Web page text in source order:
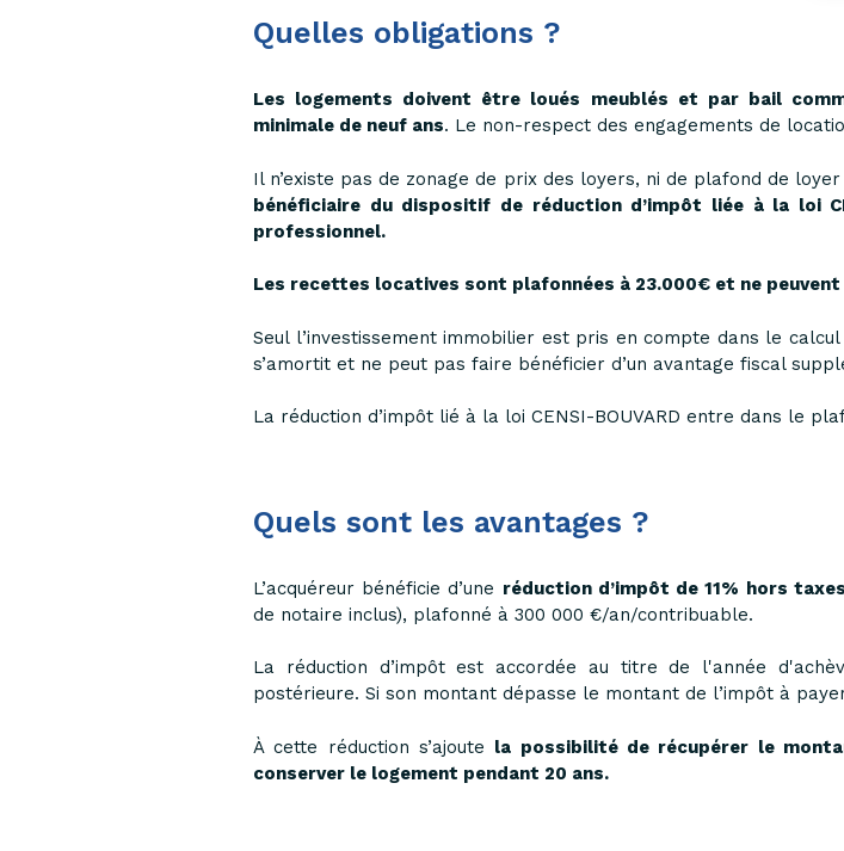
Quelles obligations ?
Les logements doivent être loués meublés et par bail
minimale de neuf ans. Le non-respect des engagements de
Il n’existe pas de zonage de prix des loyers, ni de plafond de
bénéficiaire du dispositif de réduction d’impôt liée à la loi
professionnel.
Les recettes locatives sont plafonnées à 23.000€ et ne
Seul l’investissement immobilier est pris en compte dans le
s’amortit et ne peut pas faire bénéficier d’un avantage fiscal
La réduction d’impôt lié à la loi CENSI-BOUVARD entre dans le
Quels sont les avantages ?
L’acquéreur bénéficie d’une réduction d’impôt de 11% hors
de notaire inclus), plafonné à 300 000 €/an/contribuable.
La réduction d’impôt est accordée au titre de l'année
postérieure. Si son montant dépasse le montant de l’impôt à
À cette réduction s’ajoute la possibilité de récupérer le
conserver le logement pendant 20 ans.